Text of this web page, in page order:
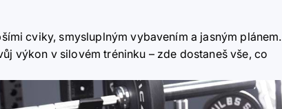
cviky, smysluplným vybavením a jasným plánem.
výkon v silovém tréninku – zde dostaneš vše, co